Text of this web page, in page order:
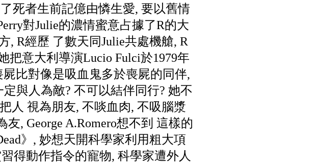
死者生前記億由憐生愛, 要以舊情
對Julie的濃情蜜意占據了R的大
, R經歷 了數天同Julie共處機艙, R
把意大利導演Lucio Fulci於1979年
比對像是吸血鬼多於喪屍的同伴,
與人為敵? 不可以結伴同行? 她不
人 視為朋友, 不啖血肉, 不吸腦漿
, George A.Romero想不到 這樣的
》, 妙想天開科學家利用粗大項
得動作指令的寵物, 科學家遭外人